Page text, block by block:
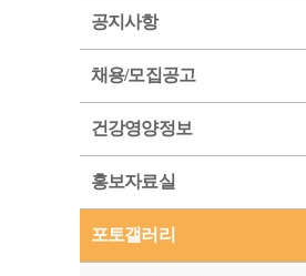
공지사항
채용/모집공고
건강영양정보
홍보자료실
포토갤러리